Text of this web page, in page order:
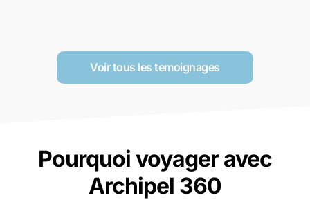
Voir tous les temoignages
Pourquoi voyager avec
Archipel 360